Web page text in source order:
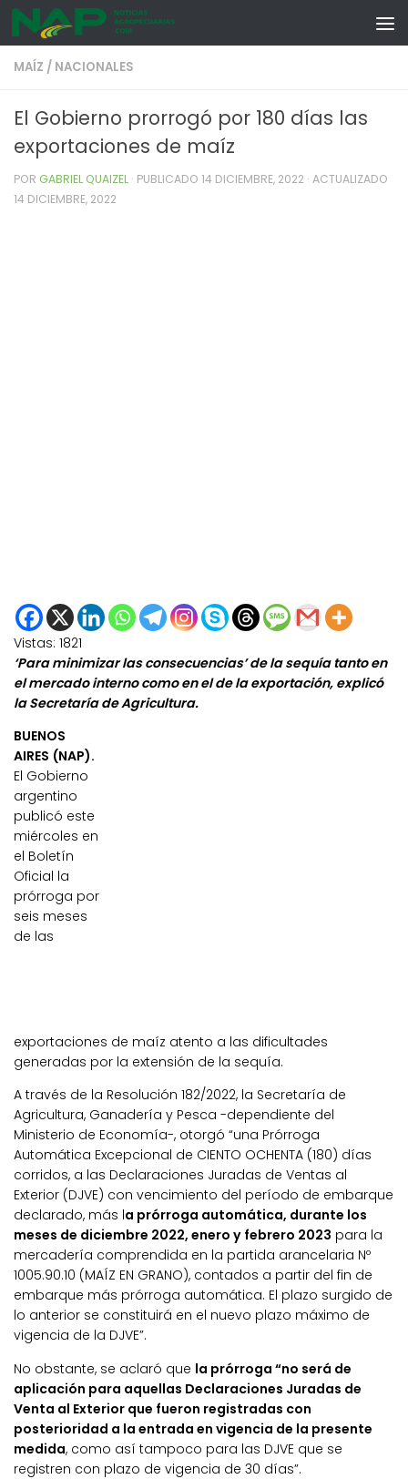
Skip to content
MAÍZ / NACIONALES
El Gobierno prorrogó por 180 días las
exportaciones de maíz
POR GABRIEL QUAIZEL · PUBLICADO 14 DICIEMBRE, 2022 · ACTUALIZADO
14 DICIEMBRE, 2022
Vistas: 1821
‘Para minimizar las consecuencias’ de la sequía tanto en
el mercado interno como en el de la exportación, explicó
la Secretaría de Agricultura.
BUENOS
AIRES (NAP).
El Gobierno
argentino
publicó este
miércoles en
el Boletín
Oficial la
prórroga por
seis meses
de las
exportaciones de maíz atento a las dificultades
generadas por la extensión de la sequía.
A través de la Resolución 182/2022, la Secretaría de
Agricultura, Ganadería y Pesca -dependiente del
Ministerio de Economía-, otorgó “una Prórroga
Automática Excepcional de CIENTO OCHENTA (180) días
corridos, a las Declaraciones Juradas de Ventas al
Exterior (DJVE) con vencimiento del período de embarque
declarado, más la prórroga automática, durante los
meses de diciembre 2022, enero y febrero 2023 para la
mercadería comprendida en la partida arancelaria Nº
1005.90.10 (MAÍZ EN GRANO), contados a partir del fin de
embarque más prórroga automática. El plazo surgido de
lo anterior se constituirá en el nuevo plazo máximo de
vigencia de la DJVE”.
No obstante, se aclaró que la prórroga “no será de
aplicación para aquellas Declaraciones Juradas de
Venta al Exterior que fueron registradas con
posterioridad a la entrada en vigencia de la presente
medida, como así tampoco para las DJVE que se
registren con plazo de vigencia de 30 días”.